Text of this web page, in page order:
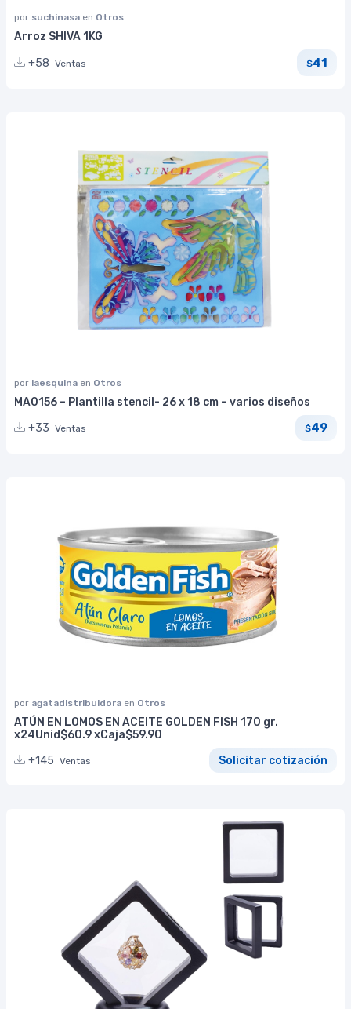
por suchinasa en Otros
Arroz SHIVA 1KG
+58 Ventas $41
por laesquina en Otros
MA0156 – Plantilla stencil- 26 x 18 cm – varios diseños
+33 Ventas $49
por agatadistribuidora en Otros
ATÚN EN LOMOS EN ACEITE GOLDEN FISH 170 gr.
x24Unid$60.9 xCaja$59.90
+145 Ventas Solicitar cotización